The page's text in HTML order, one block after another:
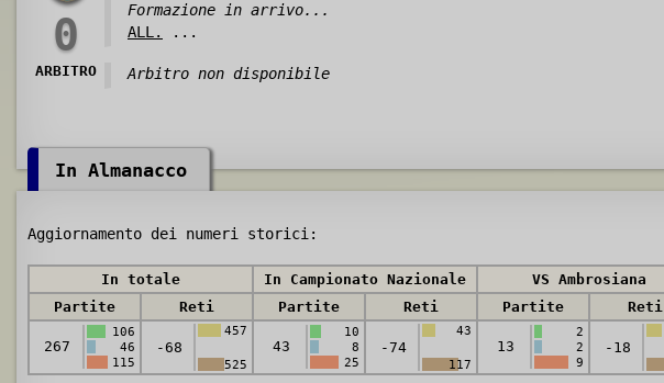
0
Formazione in arrivo...
ALL.
...
ARBITRO Arbitro non disponibile
In Almanacco
Aggiornamento dei numeri storici:
In totale In Campionato Nazionale
VS Ambrosiana
Partite
Reti Partite Reti Partite Reti
267
106
46
115
-68
457
525
43
10
8
25
-74
43
117
13
2
2
9
-18